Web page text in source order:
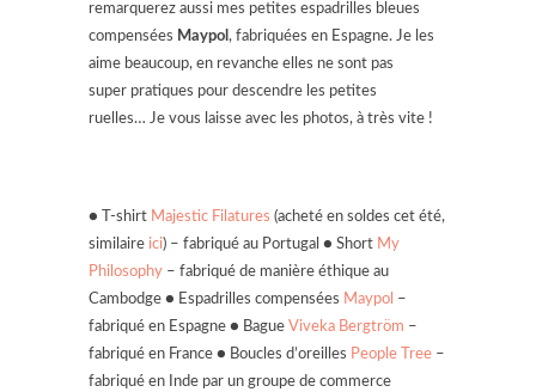
remarquerez aussi mes petites espadrilles bleues
compensées Maypol , fabriquées en Espagne. Je les
aime beaucoup, en revanche elles ne sont pas
super pratiques pour descendre les petites
ruelles… Je vous laisse avec les photos, à très vite !
● T-shirt Majestic Filatures (acheté en soldes cet été,
similaire ici) – fabriqué au Portugal ● Short My
Philosophy – fabriqué de manière éthique au
Cambodge ● Espadrilles compensées Maypol –
fabriqué en Espagne ● Bague Viveka Bergtröm –
fabriqué en France ● Boucles d’oreilles People Tree –
fabriqué en Inde par un groupe de commerce